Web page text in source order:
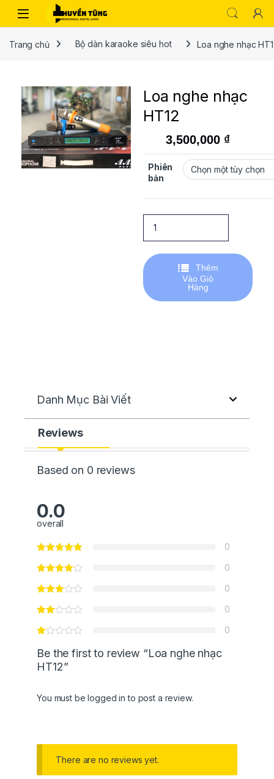
Trang chủ Bộ dàn karaoke siêu hot Loa nghe nhạc
Loa nghe nhạc
HT12
3,500,000 ₫
Phiên
bản
Thêm
Vào Giỏ
Hàng
Danh Mục Bài Viết
Reviews
Based on 0 reviews
0.0
overall
0
0
0
0
0
Be the first to review “Loa nghe nhạc
HT12”
You must belogged in to post a review.
There are no reviews yet.